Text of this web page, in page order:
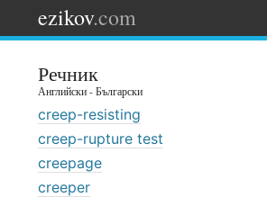
ezikov.com
Речник
Английски - Български
creep-resisting
creep-rupture test
creepage
creeper